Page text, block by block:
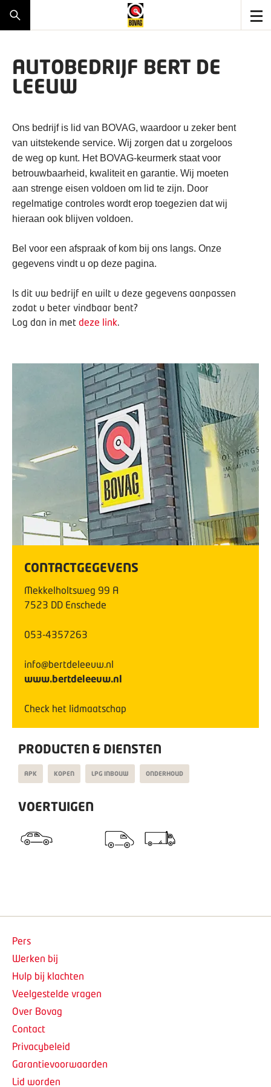
AUTOBEDRIJF BERT DE
LEEUW
Ons bedrijf is lid van BOVAG, waardoor u zeker bent
van uitstekende service. Wij zorgen dat u zorgeloos
de weg op kunt. Het BOVAG-keurmerk staat voor
betrouwbaarheid, kwaliteit en garantie. Wij moeten
aan strenge eisen voldoen om lid te zijn. Door
regelmatige controles wordt erop toegezien dat wij
hieraan ook blijven voldoen.
Bel voor een afspraak of kom bij ons langs. Onze
gegevens vindt u op deze pagina.
Is dit uw bedrijf en wilt u deze gegevens aanpassen
zodat u beter vindbaar bent?
Log dan in met deze link.
CONTACTGEGEVENS
Mekkelholtsweg 99 A
7523 DD Enschede
053-4357263
info@bertdeleeuw.nl
www.bertdeleeuw.nl
Check het lidmaatschap
PRODUCTEN & DIENSTEN
APK KOPEN LPG INBOUW ONDERHOUD
VOERTUIGEN
Pers
Werken bij
Hulp bij klachten
Veelgestelde vragen
Over Bovag
Contact
Privacybeleid
Garantievoorwaarden
Lid worden